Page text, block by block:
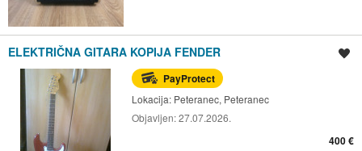
ELEKTRIČNA GITARA KOPIJA FENDER
PayProtect
Lokacija: Peteranec, Peteranec
Objavljen:27.07.2026.
400 €